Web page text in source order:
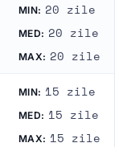
MIN: 20 zile
MED: 20 zile
MAX: 20 zile
MIN: 15 zile
MED: 15 zile
MAX: 15 zile